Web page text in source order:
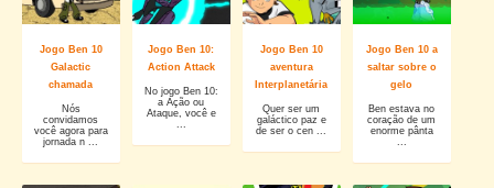
Jogo Ben 10
Galactic
chamada
Nós
convidamos
você agora para
jornada n ...
Jogo Ben 10:
Action Attack
No jogo Ben 10:
a Ação ou
Ataque, você e
...
Jogo Ben 10
aventura
Interplanetária
Quer ser um
galáctico paz e
de ser o cen ...
Jogo Ben 10 a
saltar sobre o
gelo
Ben estava no
coração de um
enorme pânta
...